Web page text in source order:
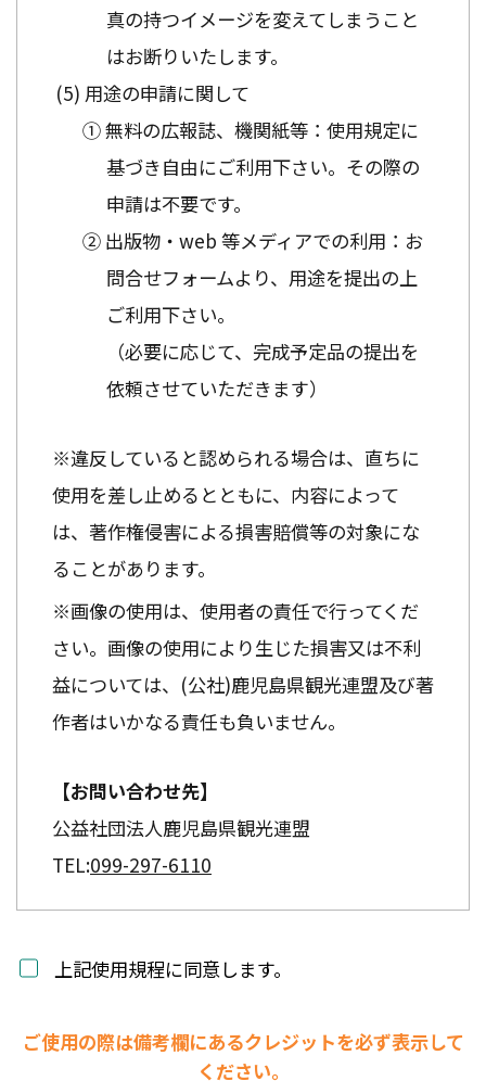
真の持つイメージを変えてしまうこと
はお断りいたします。
用途の申請に関して
① 無料の広報誌、機関紙等：使用規定に
基づき自由にご利用下さい。その際の
申請は不要です。
② 出版物・web 等メディアでの利用：お
問合せフォームより、用途を提出の上
ご利用下さい。
（必要に応じて、完成予定品の提出を
依頼させていただきます）
※違反していると認められる場合は、直ちに
使用を差し止めるとともに、内容によって
は、著作権侵害による損害賠償等の対象にな
ることがあります。
※画像の使用は、使用者の責任で行ってくだ
さい。画像の使用により生じた損害又は不利
益については、(公社)鹿児島県観光連盟及び著
作者はいかなる責任も負いません。
【お問い合わせ先】
公益社団法人鹿児島県観光連盟
TEL:099-297-6110
上記使用規程に同意します。
ご使用の際は備考欄にあるクレジットを必ず表示して
ください。